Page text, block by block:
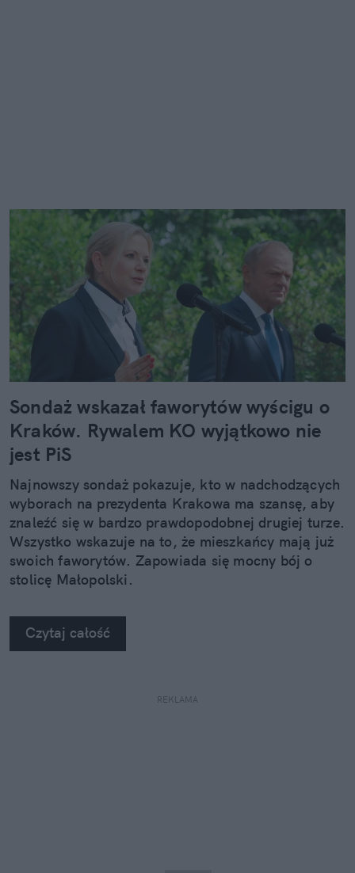
Sondaż wskazał faworytów wyścigu o
Kraków. Rywalem KO wyjątkowo nie
jest PiS
Najnowszy sondaż pokazuje, kto w nadchodzących
wyborach na prezydenta Krakowa ma szansę, aby
znaleźć się w bardzo prawdopodobnej drugiej turze.
Wszystko wskazuje na to, że mieszkańcy mają już
swoich faworytów. Zapowiada się mocny bój o
stolicę Małopolski.
Czytaj całość
REKLAMA